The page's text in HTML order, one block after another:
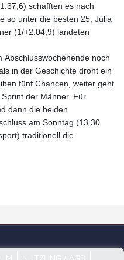
schafften es nach
so unter die besten 25, Julia
(1/+2:04,9) landeten
Abschlusswochenende noch
in der Geschichte droht ein
fünf Chancen, weiter geht
der Männer. Für
dann die beiden
am Sonntag (13.30
traditionell die